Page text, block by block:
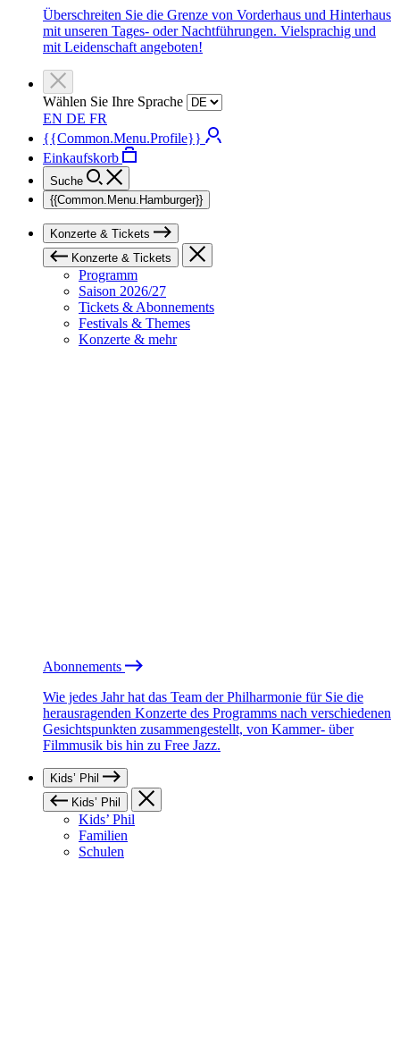
Überschreiten Sie die Grenze von Vorderhaus und Hinterhaus
mit unseren Tages- oder Nachtführungen. Vielsprachig und
mit Leidenschaft angeboten!
Wählen Sie Ihre Sprache
EN DE FR
{{Common.Menu.Profile}}
Einkaufskorb
Suche
{{Common.Menu.Hamburger}}
Konzerte & Tickets
Konzerte & Tickets
Programm
Saison 2026/27
Tickets & Abonnements
Festivals & Themes
Konzerte & mehr
Abonnements
Wie jedes Jahr hat das Team der Philharmonie für Sie die
herausragenden Konzerte des Programms nach verschiedenen
Gesichtspunkten zusammengestellt, von Kammer- über
Filmmusik bis hin zu Free Jazz.
Kids’ Phil
Kids’ Phil
Kids’ Phil
Familien
Schulen